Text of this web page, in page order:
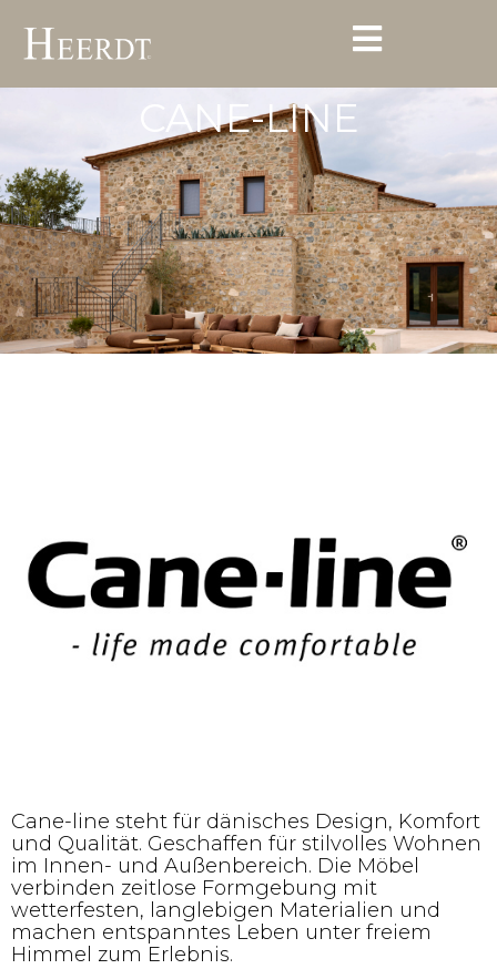
CANE-LINE
Cane-line steht für dänisches Design, Komfort
und Qualität. Geschaffen für stilvolles Wohnen
im Innen- und Außenbereich. Die Möbel
verbinden zeitlose Formgebung mit
wetterfesten, langlebigen Materialien und
machen entspanntes Leben unter freiem
Himmel zum Erlebnis.